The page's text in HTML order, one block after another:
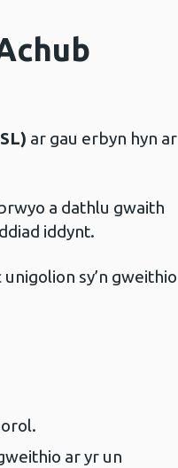
ar gau erbyn hyn ar
a dathlu gwaith
iddynt.
sy’n gweithio
ar yr un